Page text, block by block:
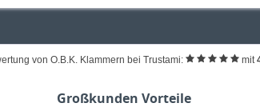
von O.B.K. Klammern bei Trustami: mit
Großkunden Vorteile